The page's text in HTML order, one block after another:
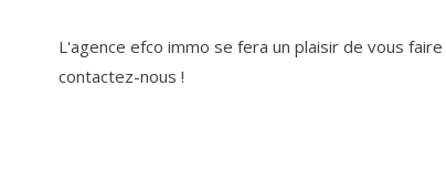
L'agence efco immo se fera un plaisir de vous
contactez-nous !